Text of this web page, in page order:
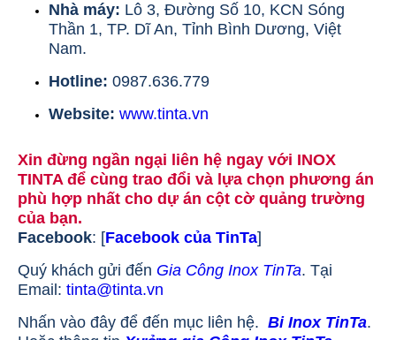
Nhà máy: Lô 3, Đường Số 10, KCN Sóng
Thần 1, TP. Dĩ An, Tỉnh Bình Dương, Việt
Nam.
Hotline: 0987.636.779
Website: www.tinta.vn
Xin đừng ngần ngại liên hệ ngay với INOX
TINTA để cùng trao đổi và lựa chọn phương án
phù hợp nhất cho dự án cột cờ quảng trường
của bạn.
Facebook: [Facebook của TinTa]
Quý khách gửi đến Gia Công Inox TinTa. Tại
Email: tinta@tinta.vn
Nhấn vào đây để đến mục liên hệ. Bi Inox TinTa.